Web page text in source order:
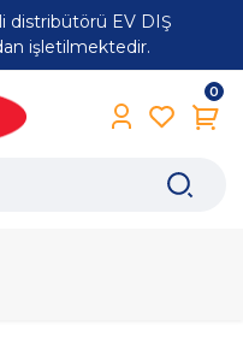
distribütörü EV DIŞ
işletilmektedir.
0